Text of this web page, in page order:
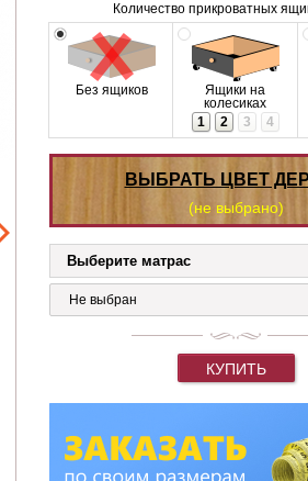
Количество прикроватных
Без ящиков
Ящики на
колесиках
1
2 3 4
ВЫБРАТЬ ЦВЕТ
(не выбрано)
Выберите матрас
Не выбран
КУПИТЬ